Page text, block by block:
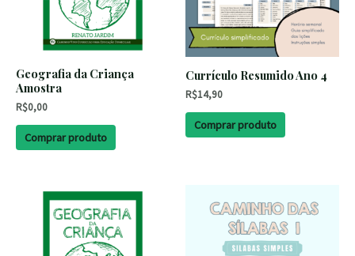
Geografia da Criança
Amostra
R$0,00
Comprar produto
Currículo Resumido Ano 4
R$14,90
Comprar produto